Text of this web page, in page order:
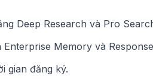
Deep Research và Pro
Memory và
gian đăng ký.